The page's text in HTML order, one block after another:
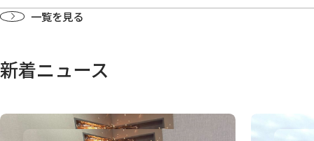
一覧を見る
新着ニュース